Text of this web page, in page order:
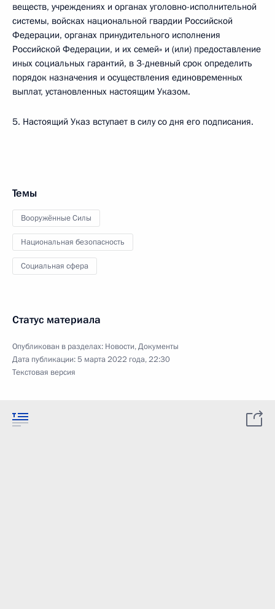
веществ, учреждениях и органах уголовно-исполнительной
системы, войсках национальной гвардии Российской
Федерации, органах принудительного исполнения
Российской Федерации, и их семей» и (или) предоставление
иных социальных гарантий, в 3-дневный срок определить
порядок назначения и осуществления единовременных
выплат, установленных настоящим Указом.
5. Настоящий Указ вступает в силу со дня его подписания.
Темы
Вооружённые Силы
Национальная безопасность
Социальная сфера
Статус материала
Опубликован в разделах: Новости,Документы
Дата публикации:5 марта 2022 года, 22:30
Текстовая версия